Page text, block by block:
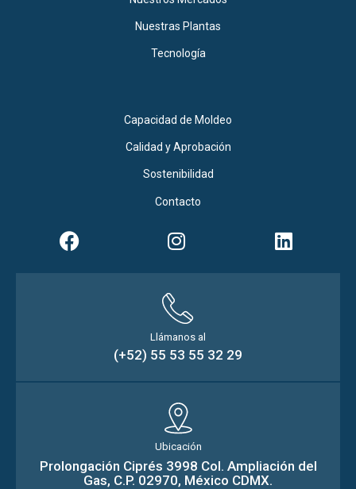
Nuestras Plantas
Tecnología
Capacidad de Moldeo
Calidad y Aprobación
Sostenibilidad
Contacto
Llámanos al
(+52) 55 53 55 32 29
Ubicación
Prolongación Ciprés 3998 Col. Ampliación del
Gas, C.P. 02970, México CDMX.